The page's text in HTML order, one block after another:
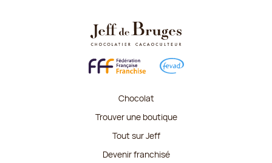
Chocolat
Trouver une boutique
Tout sur Jeff
Devenir franchisé